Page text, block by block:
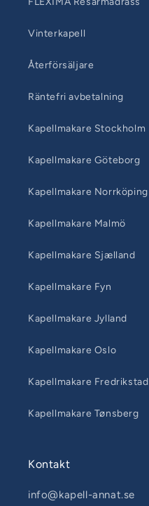
Vinterkapell
Återförsäljare
Räntefri avbetalning
Kapellmakare Stockholm
Kapellmakare Göteborg
Kapellmakare Norrköping
Kapellmakare Malmö
Kapellmakare Sjælland
Kapellmakare Fyn
Kapellmakare Jylland
Kapellmakare Oslo
Kapellmakare Fredrikstad
Kapellmakare Tønsberg
Kontakt
info@kapell-annat.se